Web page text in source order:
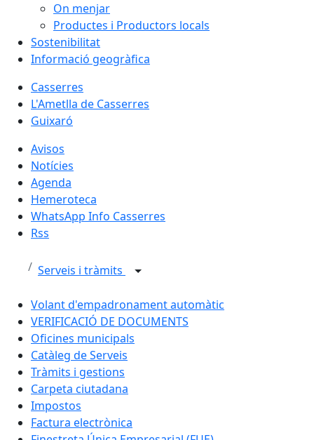
On menjar
Productes i Productors locals
Sostenibilitat
Informació geogràfica
Casserres
L'Ametlla de Casserres
Guixaró
Avisos
Notícies
Agenda
Hemeroteca
WhatsApp Info Casserres
Rss
Serveis i tràmits
Volant d'empadronament automàtic
VERIFICACIÓ DE DOCUMENTS
Oficines municipals
Catàleg de Serveis
Tràmits i gestions
Carpeta ciutadana
Impostos
Factura electrònica